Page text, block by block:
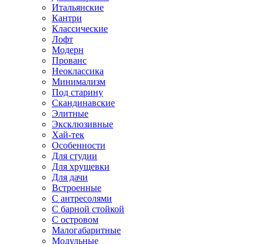
Итальянские
Кантри
Классические
Лофт
Модерн
Прованс
Неоклассика
Минимализм
Под старину
Скандинавские
Элитные
Эксклюзивные
Хай-тек
Особенности
Для студии
Для хрущевки
Для дачи
Встроенные
С антресолями
С барной стойкой
С островом
Малогабаритные
Модульные